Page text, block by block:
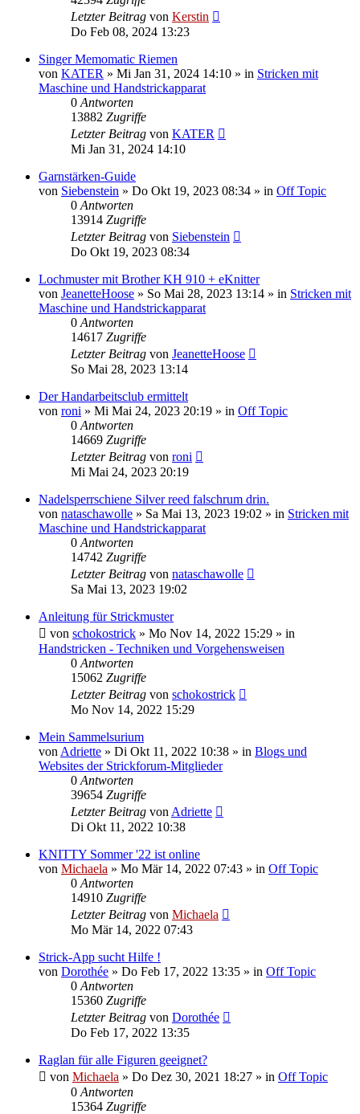
Letzter Beitrag von Kerstin
Do Feb 08, 2024 13:23
Singer Memomatic Riemen
von KATER » Mi Jan 31, 2024 14:10 » in Stricken mit
Maschine und Handstrickapparat
0 Antworten
13882 Zugriffe
Letzter Beitrag von KATER
Mi Jan 31, 2024 14:10
Garnstärken-Guide
von Siebenstein » Do Okt 19, 2023 08:34 » in Off Topic
0 Antworten
13914 Zugriffe
Letzter Beitrag von Siebenstein
Do Okt 19, 2023 08:34
Lochmuster mit Brother KH 910 + eKnitter
von JeanetteHoose » So Mai 28, 2023 13:14 » in Stricken mit
Maschine und Handstrickapparat
0 Antworten
14617 Zugriffe
Letzter Beitrag von JeanetteHoose
So Mai 28, 2023 13:14
Der Handarbeitsclub ermittelt
von roni » Mi Mai 24, 2023 20:19 » in Off Topic
0 Antworten
14669 Zugriffe
Letzter Beitrag von roni
Mi Mai 24, 2023 20:19
Nadelsperrschiene Silver reed falschrum drin.
von nataschawolle » Sa Mai 13, 2023 19:02 » in Stricken mit
Maschine und Handstrickapparat
0 Antworten
14742 Zugriffe
Letzter Beitrag von nataschawolle
Sa Mai 13, 2023 19:02
Anleitung für Strickmuster
von schokostrick » Mo Nov 14, 2022 15:29 » in
Handstricken - Techniken und Vorgehensweisen
0 Antworten
15062 Zugriffe
Letzter Beitrag von schokostrick
Mo Nov 14, 2022 15:29
Mein Sammelsurium
von Adriette » Di Okt 11, 2022 10:38 » in Blogs und
Websites der Strickforum-Mitglieder
0 Antworten
39654 Zugriffe
Letzter Beitrag von Adriette
Di Okt 11, 2022 10:38
KNITTY Sommer '22 ist online
von Michaela » Mo Mär 14, 2022 07:43 » in Off Topic
0 Antworten
14910 Zugriffe
Letzter Beitrag von Michaela
Mo Mär 14, 2022 07:43
Strick-App sucht Hilfe !
von Dorothée » Do Feb 17, 2022 13:35 » in Off Topic
0 Antworten
15360 Zugriffe
Letzter Beitrag von Dorothée
Do Feb 17, 2022 13:35
Raglan für alle Figuren geeignet?
von Michaela » Do Dez 30, 2021 18:27 » in Off Topic
0 Antworten
15364 Zugriffe